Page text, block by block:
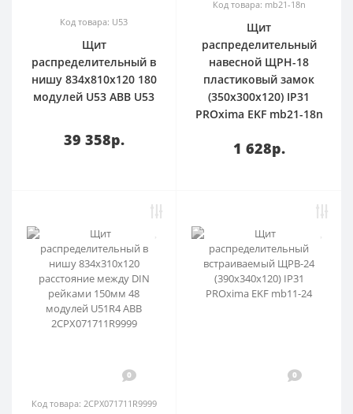
Код товара: U53
Щит
распределительный в
нишу 834х810х120 180
модулей U53 ABB U53
39 358р.
Код товара: mb21-18n
Щит
распределительный
навесной ЩРН-18
пластиковый замок
(350х300х120) IP31
PROxima EKF mb21-18n
1 628р.
0
Код товара: 2CPX071711R9999
0